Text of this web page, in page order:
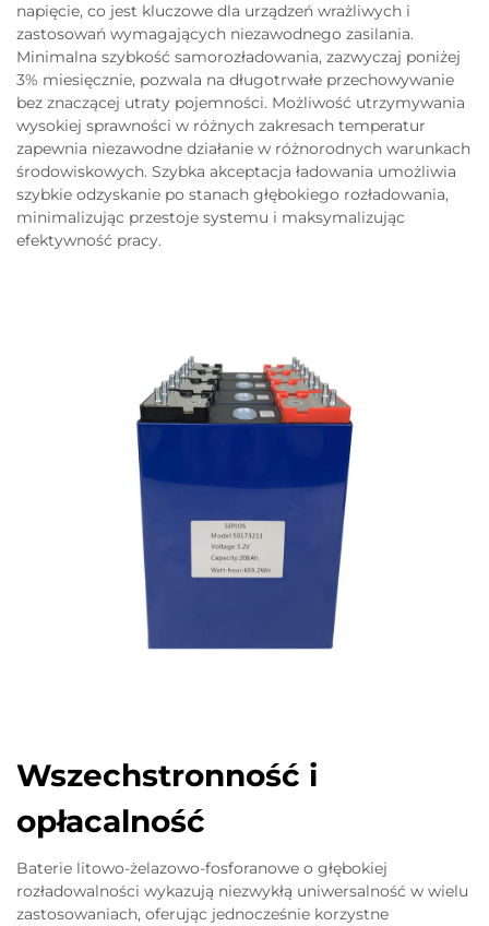
napięcie, co jest kluczowe dla urządzeń wrażliwych i
zastosowań wymagających niezawodnego zasilania.
Minimalna szybkość samorozładowania, zazwyczaj poniżej
3% miesięcznie, pozwala na długotrwałe przechowywanie
bez znaczącej utraty pojemności. Możliwość utrzymywania
wysokiej sprawności w różnych zakresach temperatur
zapewnia niezawodne działanie w różnorodnych warunkach
środowiskowych. Szybka akceptacja ładowania umożliwia
szybkie odzyskanie po stanach głębokiego rozładowania,
minimalizując przestoje systemu i maksymalizując
efektywność pracy.
Wszechstronność i
opłacalność
Baterie litowo-żelazowo-fosforanowe o głębokiej
rozładowalności wykazują niezwykłą uniwersalność w wielu
zastosowaniach, oferując jednocześnie korzystne